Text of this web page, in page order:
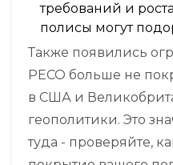
требований и
полисы могут
Также появились
РЕСО больше не
в США и
геополитики. Это
туда - проверяйте,